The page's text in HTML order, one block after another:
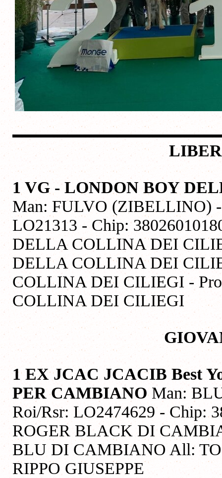
1 VG - LONDON BOY
Man: FULVO (ZIBELLINO)
LO21313 - Chip:
DELLA COLLINA DEI
DELLA COLLINA DEI
COLLINA DEI CILIEGI -
COLLINA DEI CILIEGI
1 EX JCAC JCACIB Best
PER CAMBIANOMan:
Roi/Rsr: LO2474629 - Chip:
ROGER BLACK DI
BLU DI CAMBIANO All:
RIPPO GIUSEPPE